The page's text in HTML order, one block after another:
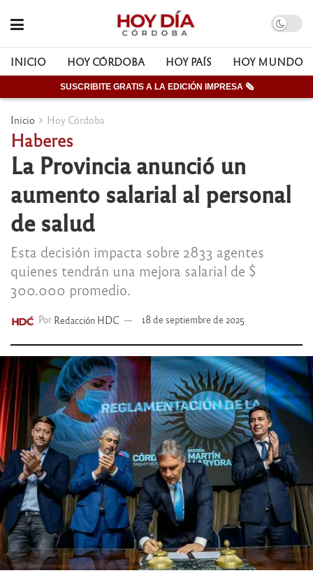
INICIO HOY CÓRDOBA HOY PAÍS HOY MUNDO
SUSCRIBITE GRATIS A LA EDICIÓN IMPRESA 🗞
Inicio Hoy Córdoba
Haberes
La Provincia anunció un
aumento salarial al personal
de salud
Esta decisión impacta sobre 2833 agentes
quienes tendrán una mejora salarial de $
300.000 promedio.
Por Redacción HDC 18 de septiembre de 2025